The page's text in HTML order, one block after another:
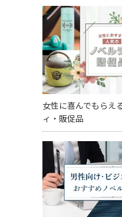
女性に喜んでもらえ
ィ・販促品